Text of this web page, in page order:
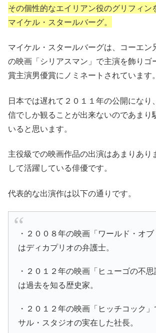
その個性的なエイリアン役のグリフィン
マイケル・スタールバーグ。
マイケル・スタールバーグは、コーエン
の映画 「シリアスマン」 で主演を飾りゴ
賞主演男優賞にノミネートされています。
日本では遅れて２０１１年の公開になり
信でしか観ることが出来ないのであまり
いると思います。
主役級での映画作品の出演はあまりあり
して活躍している俳優です。
代表的な出演作は以下の通りです。
・２００８年の映画「ワールド・オ
はディカプリオの弁護士。
・２０１２年の映画「ヒューゴの不
は過去を知る歴史家。
・２０１２年の映画「ヒッチコック
サル・スタジオの実在した社長。